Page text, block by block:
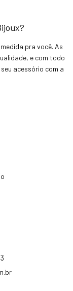
pra você. As
e com todo
acessório com a